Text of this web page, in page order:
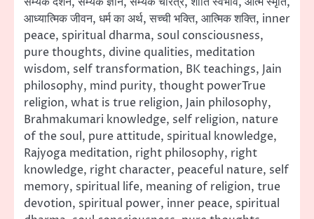
आध्यात्मिक जीवन, धर्म का अर्थ, सच्ची भक्ति, आत्मिक शक्ति, inner
peace, spiritual dharma, soul consciousness,
pure thoughts, divine qualities, meditation
wisdom, self transformation, BK teachings, Jain
philosophy, mind purity, thought powerTrue
religion, what is true religion, Jain philosophy,
Brahmakumari knowledge, self religion, nature
of the soul, pure attitude, spiritual knowledge,
Rajyoga meditation, right philosophy, right
knowledge, right character, peaceful nature, self
memory, spiritual life, meaning of religion, true
devotion, spiritual power, inner peace, spiritual